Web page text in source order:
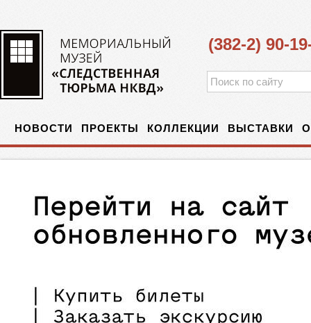
(382-2) 90-
НОВОСТИ ПРОЕКТЫ КОЛЛЕКЦИИ ВЫСТАВКИ